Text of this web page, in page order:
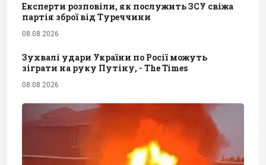
Експерти розповіли, як послужить ЗСУ свіжа
партія зброї від Туреччини
08.08.2026
Зухвалі удари України по Росії можуть
зіграти на руку Путіну, - The Times
08.08.2026